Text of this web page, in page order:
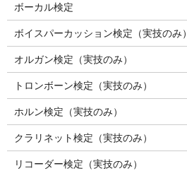
ボーカル検定
ボイスパーカッション検定（実技のみ）
オルガン検定（実技のみ）
トロンボーン検定（実技のみ）
ホルン検定（実技のみ）
クラリネット検定（実技のみ）
リコーダー検定（実技のみ）